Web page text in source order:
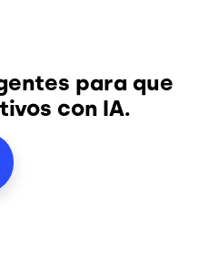
para que
con IA.